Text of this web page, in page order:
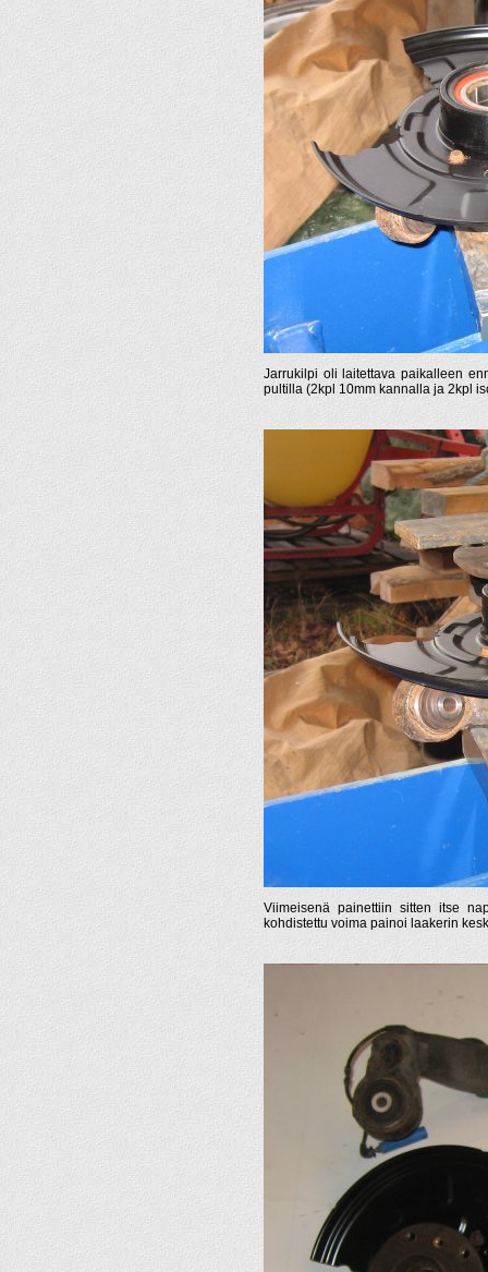
Jarrukilpi oli laitettava paikalleen
pultilla (2kpl 10mm kannalla ja 2kpl
Viimeisenä painettiin sitten itse
kohdistettu voima painoi laakerin